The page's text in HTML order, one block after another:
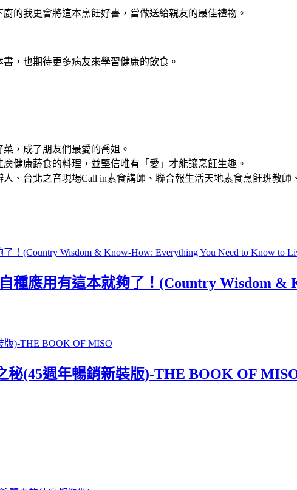
我更會將這本烹飪好書，當做送給親友的最佳禮物。
，也期待更多病友來學習健康的飲食。
，成了朋友們最愛的喬姐。
健康蔬食的料理，並堅信唯有「愛」才能讓烹飪生趣。
台北之音現場Call in素食講師、聯合報生活天地素食烹飪班教師
種應用有這本就夠了！(Country Wisdom &
秘(45週年暢銷新裝版)-THE BOOK OF